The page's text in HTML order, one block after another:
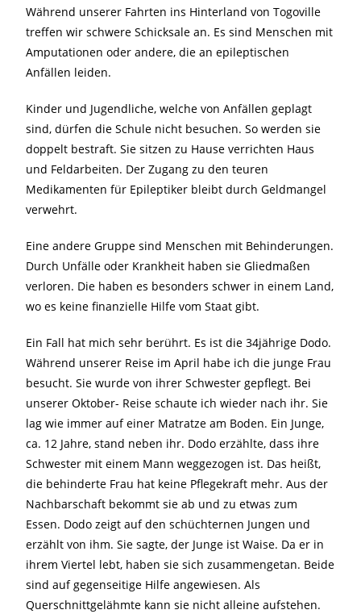
Während unserer Fahrten ins Hinterland von Togoville
treffen wir schwere Schicksale an. Es sind Menschen mit
Amputationen oder andere, die an epileptischen
Anfällen leiden.
Kinder und Jugendliche, welche von Anfällen geplagt
sind, dürfen die Schule nicht besuchen. So werden sie
doppelt bestraft. Sie sitzen zu Hause verrichten Haus
und Feldarbeiten. Der Zugang zu den teuren
Medikamenten für Epileptiker bleibt durch Geldmangel
verwehrt.
Eine andere Gruppe sind Menschen mit Behinderungen.
Durch Unfälle oder Krankheit haben sie Gliedmaßen
verloren. Die haben es besonders schwer in einem Land,
wo es keine finanzielle Hilfe vom Staat gibt.
Ein Fall hat mich sehr berührt. Es ist die 34jährige Dodo.
Während unserer Reise im April habe ich die junge Frau
besucht. Sie wurde von ihrer Schwester gepflegt. Bei
unserer Oktober- Reise schaute ich wieder nach ihr. Sie
lag wie immer auf einer Matratze am Boden. Ein Junge,
ca. 12 Jahre, stand neben ihr. Dodo erzählte, dass ihre
Schwester mit einem Mann weggezogen ist. Das heißt,
die behinderte Frau hat keine Pflegekraft mehr. Aus der
Nachbarschaft bekommt sie ab und zu etwas zum
Essen. Dodo zeigt auf den schüchternen Jungen und
erzählt von ihm. Sie sagte, der Junge ist Waise. Da er in
ihrem Viertel lebt, haben sie sich zusammengetan. Beide
sind auf gegenseitige Hilfe angewiesen. Als
Querschnittgelähmte kann sie nicht alleine aufstehen.